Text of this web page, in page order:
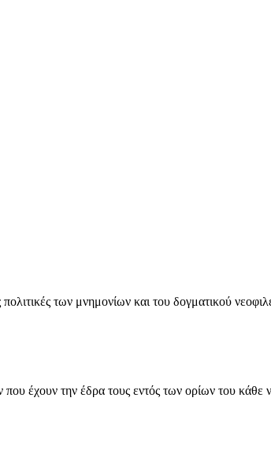
των μνημονίων και του δογματικού
έχουν την έδρα τους εντός των ορίων του κάθε